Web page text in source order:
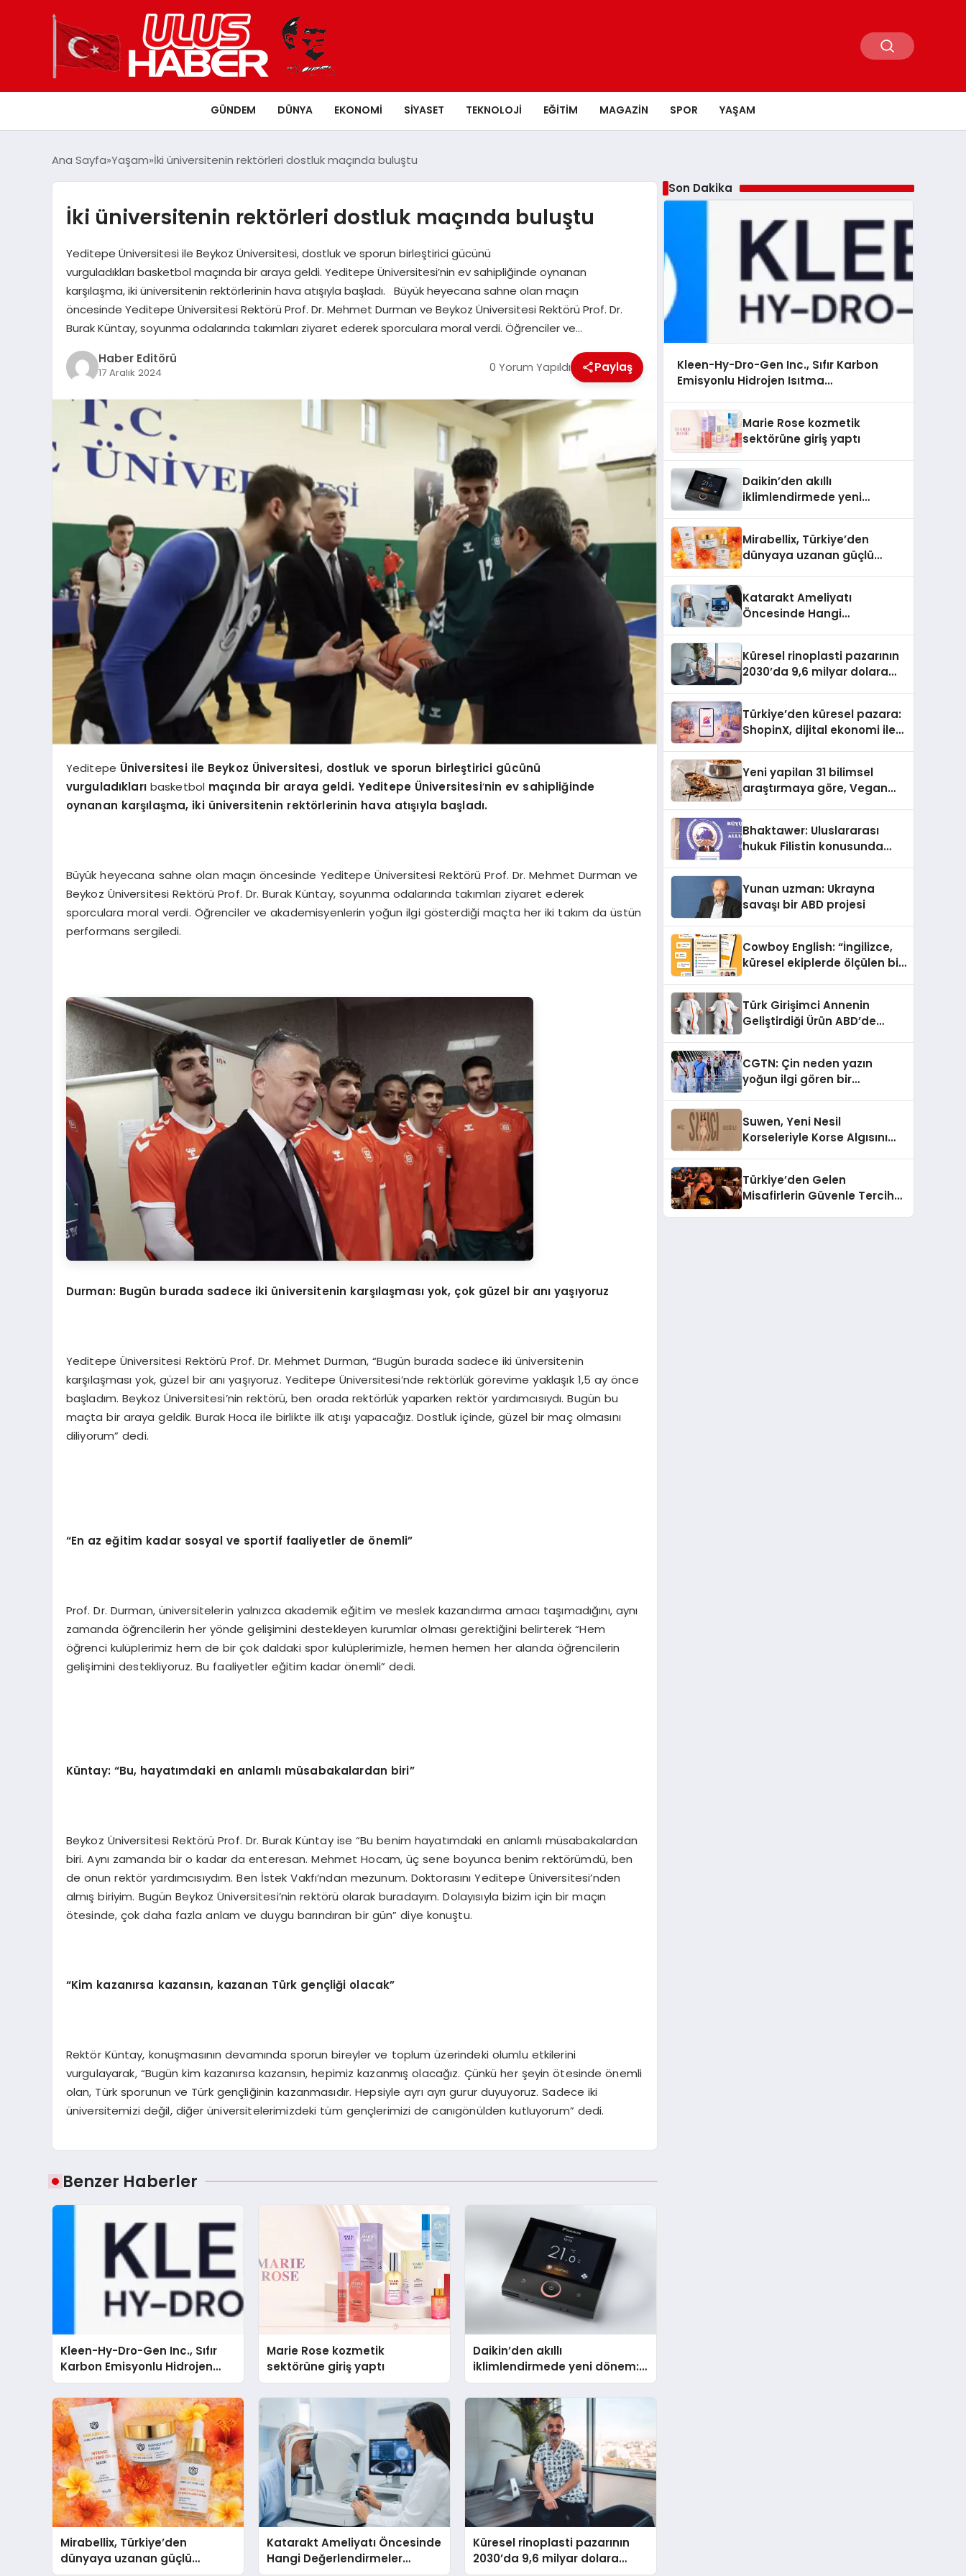
GÜNDEM DÜNYA EKONOMI SIYASET TEKNOLOJI EĞITIM MAGAZIN SPOR YAŞAM
Ana Sayfa Yaşam İki üniversitenin rektörleri dostluk maçında buluştu
İki üniversitenin rektörleri dostluk maçında buluştu
Yeditepe Üniversitesi ile Beykoz Üniversitesi, dostluk ve sporun birleştirici gücünü
vurguladıkları basketbol maçında bir araya geldi. Yeditepe Üniversitesi’nin ev sahipliğinde oynanan
karşılaşma, iki üniversitenin rektörlerinin hava atışıyla başladı. Büyük heyecana sahne olan maçın
öncesinde Yeditepe Üniversitesi Rektörü Prof. Dr. Mehmet Durman ve Beykoz Üniversitesi Rektörü Prof. Dr.
Burak Küntay, soyunma odalarında takımları ziyaret ederek sporculara moral verdi. Öğrenciler ve…
Haber Editörü
17 Aralık 2024 0 Yorum Yapıldı Paylaş
Yeditepe Üniversitesi ile Beykoz Üniversitesi, dostluk ve sporun birleştirici gücünü
vurguladıkları basketbol maçında bir araya geldi. Yeditepe Üniversitesi’nin ev sahipliğinde
oynanan karşılaşma, iki üniversitenin rektörlerinin hava atışıyla başladı.
Büyük heyecana sahne olan maçın öncesinde Yeditepe Üniversitesi Rektörü Prof. Dr. Mehmet Durman ve
Beykoz Üniversitesi Rektörü Prof. Dr. Burak Küntay, soyunma odalarında takımları ziyaret ederek
sporculara moral verdi. Öğrenciler ve akademisyenlerin yoğun ilgi gösterdiği maçta her iki takım da üstün
performans sergiledi.
Durman: Bugün burada sadece iki üniversitenin karşılaşması yok, çok güzel bir anı yaşıyoruz
Yeditepe Üniversitesi Rektörü Prof. Dr. Mehmet Durman, “Bugün burada sadece iki üniversitenin
karşılaşması yok, güzel bir anı yaşıyoruz. Yeditepe Üniversitesi’nde rektörlük görevime yaklaşık 1,5 ay önce
başladım. Beykoz Üniversitesi’nin rektörü, ben orada rektörlük yaparken rektör yardımcısıydı. Bugün bu
maçta bir araya geldik. Burak Hoca ile birlikte ilk atışı yapacağız. Dostluk içinde, güzel bir maç olmasını
diliyorum” dedi.
“En az eğitim kadar sosyal ve sportif faaliyetler de önemli”
Prof. Dr. Durman, üniversitelerin yalnızca akademik eğitim ve meslek kazandırma amacı taşımadığını, aynı
zamanda öğrencilerin her yönde gelişimini destekleyen kurumlar olması gerektiğini belirterek “Hem
öğrenci kulüplerimiz hem de bir çok daldaki spor kulüplerimizle, hemen hemen her alanda öğrencilerin
gelişimini destekliyoruz. Bu faaliyetler eğitim kadar önemli” dedi.
Küntay: “Bu, hayatımdaki en anlamlı müsabakalardan biri”
Beykoz Üniversitesi Rektörü Prof. Dr. Burak Küntay ise “Bu benim hayatımdaki en anlamlı müsabakalardan
biri. Aynı zamanda bir o kadar da enteresan. Mehmet Hocam, üç sene boyunca benim rektörümdü, ben
de onun rektör yardımcısıydım. Ben İstek Vakfı’ndan mezunum. Doktorasını Yeditepe Üniversitesi’nden
almış biriyim. Bugün Beykoz Üniversitesi’nin rektörü olarak buradayım. Dolayısıyla bizim için bir maçın
ötesinde, çok daha fazla anlam ve duygu barındıran bir gün” diye konuştu.
“Kim kazanırsa kazansın, kazanan Türk gençliği olacak”
Rektör Küntay, konuşmasının devamında sporun bireyler ve toplum üzerindeki olumlu etkilerini
vurgulayarak, “Bugün kim kazanırsa kazansın, hepimiz kazanmış olacağız. Çünkü her şeyin ötesinde önemli
olan, Türk sporunun ve Türk gençliğinin kazanmasıdır. Hepsiyle ayrı ayrı gurur duyuyoruz. Sadece iki
üniversitemizi değil, diğer üniversitelerimizdeki tüm gençlerimizi de canıgönülden kutluyorum” dedi.
Benzer Haberler
Kleen-Hy-Dro-Gen Inc., Sıfır
Karbon Emisyonlu Hidrojen
Isıtma Teknolojisinde ISO ve
TSSA Düzenleyici Onaylarını
Aldı
Marie Rose kozmetik
sektörüne giriş yaptı
Daikin’den akıllı
iklimlendirmede yeni dönem:
Madoka Plus Türkiye’de
Mirabellix, Türkiye’den
dünyaya uzanan güçlü
Katarakt Ameliyatı Öncesinde
Hangi Değerlendirmeler
Küresel rinoplasti pazarının
2030’da 9,6 milyar dolara
Son Dakika
Kleen-Hy-Dro-Gen Inc., Sıfır Karbon
Emisyonlu Hidrojen Isıtma
Onaylarını Aldı
Marie Rose kozmetik
sektörüne giriş yaptı
Daikin’den akıllı
iklimlendirmede yeni
Mirabellix, Türkiye’den
dünyaya uzanan güçlü
Katarakt Ameliyatı
Öncesinde Hangi
Küresel rinoplasti pazarının
2030’da 9,6 milyar dolara
Türkiye’den küresel pazara:
ShopinX, dijital ekonomi ile
Yeni yapilan 31 bilimsel
araştırmaya göre, Vegan
Sindirildiğini Ortaya Koydu
Bhaktawer: Uluslararası
hukuk Filistin konusunda
Yunan uzman: Ukrayna
savaşı bir ABD projesi
Cowboy English: “İngilizce,
küresel ekiplerde ölçülen bir
Türk Girişimci Annenin
Geliştirdiği Ürün ABD’de
Açısı Getiriyor.
CGTN: Çin neden yazın
yoğun ilgi gören bir
Suwen, Yeni Nesil
Korseleriyle Korse Algısını
Türkiye’den Gelen
Misafirlerin Güvenle Tercih